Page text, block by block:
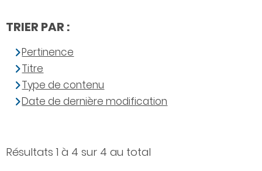
Résultats 1 à 4 sur 4 au total
TRIER PAR :
Pertinence
Titre
Type de contenu
Date de dernière modification